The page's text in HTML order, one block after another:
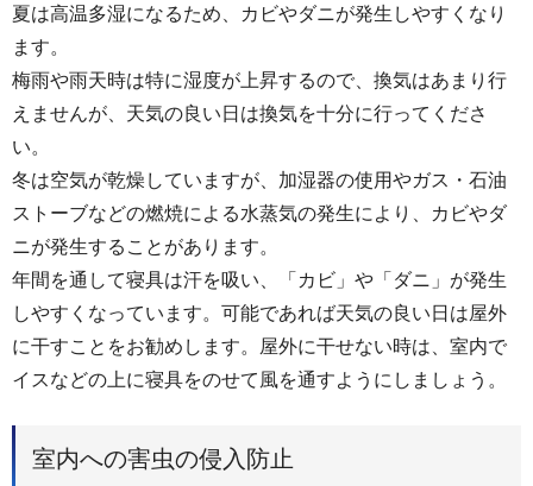
夏は高温多湿になるため、カビやダニが発生しやすくなり
ます。
梅雨や雨天時は特に湿度が上昇するので、換気はあまり行
えませんが、天気の良い日は換気を十分に行ってくださ
い。
冬は空気が乾燥していますが、加湿器の使用やガス・石油
ストーブなどの燃焼による水蒸気の発生により、カビやダ
ニが発生することがあります。
年間を通して寝具は汗を吸い、「カビ」や「ダニ」が発生
しやすくなっています。可能であれば天気の良い日は屋外
に干すことをお勧めします。屋外に干せない時は、室内で
イスなどの上に寝具をのせて風を通すようにしましょう。
室内への害虫の侵入防止